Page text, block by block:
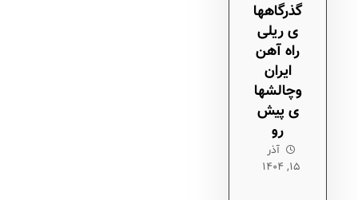
گذرگاهها
ی ریلی
راه آهن
ایران
وچالشها
ی پیش
رو
آذر
۱۵, ۱۴۰۴